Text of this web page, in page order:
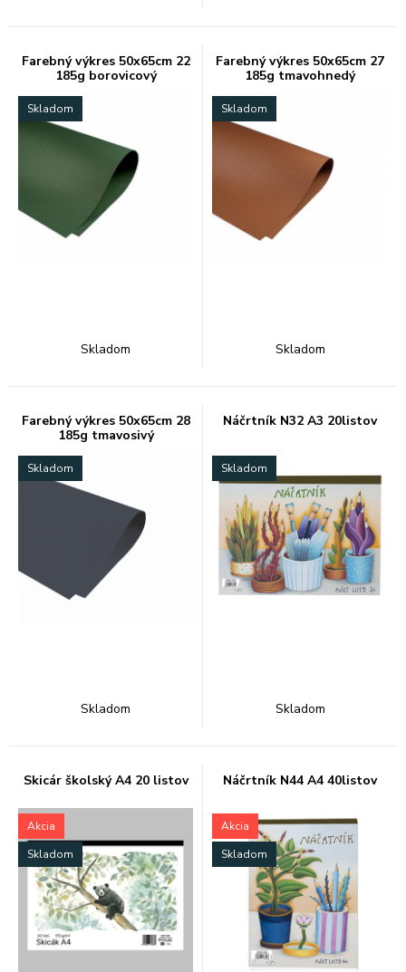
Farebný výkres 50x65cm 22
185g borovicový
Skladom
Skladom
Farebný výkres 50x65cm 27
185g tmavohnedý
Skladom
Skladom
Farebný výkres 50x65cm 28
185g tmavosivý
Skladom
Skladom
Náčrtník N32 A3 20listov
Skladom
Skladom
Skicár školský A4 20 listov
Akcia
Skladom
Náčrtník N44 A4 40listov
Akcia
Skladom